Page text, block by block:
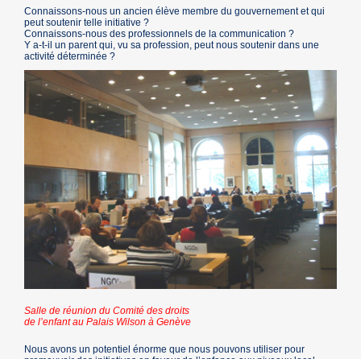
Connaissons-nous un ancien élève membre du gouvernement et qui
peut soutenir telle initiative ?
Connaissons-nous des professionnels de la communication ?
Y a-t-il un parent qui, vu sa profession, peut nous soutenir dans une
activité déterminée ?
Salle de réunion du Comité des droits
de l’enfant au Palais Wilson à Genève
Nous avons un potentiel énorme que nous pouvons utiliser pour